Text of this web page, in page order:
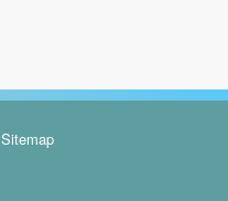
Sitemap